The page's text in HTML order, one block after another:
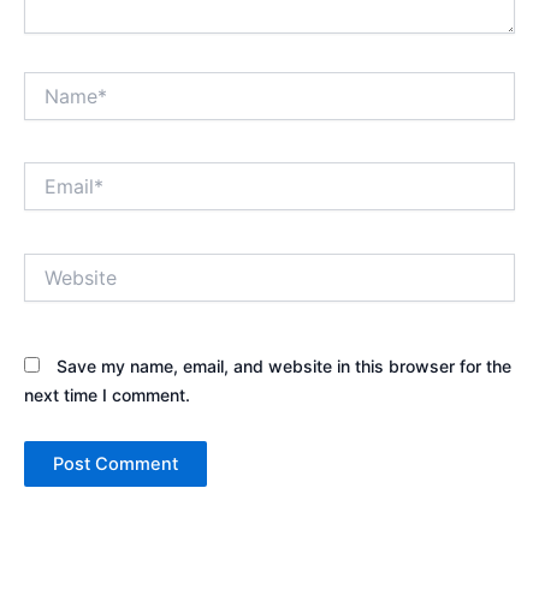
Save my name, email, and website in this browser for the
next time I comment.